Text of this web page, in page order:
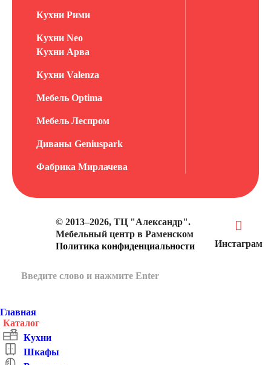
Кухни Рими
Кухни Neo
Кухни Арва
Кухни Valenza
Мебель Optima
Мебель Леспром
Диваны Geniuspark
Фабрика Мирлачева
© 2013–2026, ТЦ "Александр".
Мебельный центр в Раменском
Политика конфиденциальности
Инстаграм
Главная
Каталог
Кухни
Шкафы